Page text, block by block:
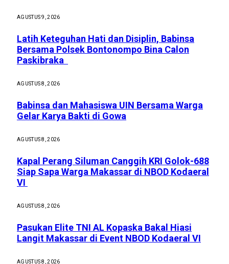
AGUSTUS 9, 2026
Latih Keteguhan Hati dan Disiplin, Babinsa
Bersama Polsek Bontonompo Bina Calon
Paskibraka
AGUSTUS 8, 2026
Babinsa dan Mahasiswa UIN Bersama Warga
Gelar Karya Bakti di Gowa
AGUSTUS 8, 2026
Kapal Perang Siluman Canggih KRI Golok-688
Siap Sapa Warga Makassar di NBOD Kodaeral
VI
AGUSTUS 8, 2026
Pasukan Elite TNI AL Kopaska Bakal Hiasi
Langit Makassar di Event NBOD Kodaeral VI
AGUSTUS 8, 2026